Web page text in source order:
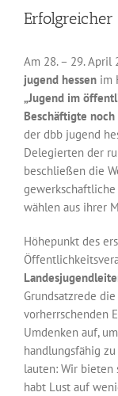
grösseres
Bild
Erfolgreicher
Am 28. – 29. April
jugend hessen im
„Jugend im
Beschäftigte noch
der dbb jugend
Delegierten der
beschließen die
gewerkschaftliche
wählen aus ihrer
Höhepunkt des
Grundsatzrede
vorherrschenden
Umdenken auf,
handlungsfähig
lauten: Wir bieten
habt Lust auf